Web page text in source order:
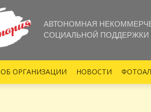
АВТОНОМНАЯ
СОЦИАЛЬНОЙ ПОДДЕРЖКИ
ОБ ОРГАНИЗАЦИИ НОВОСТИ